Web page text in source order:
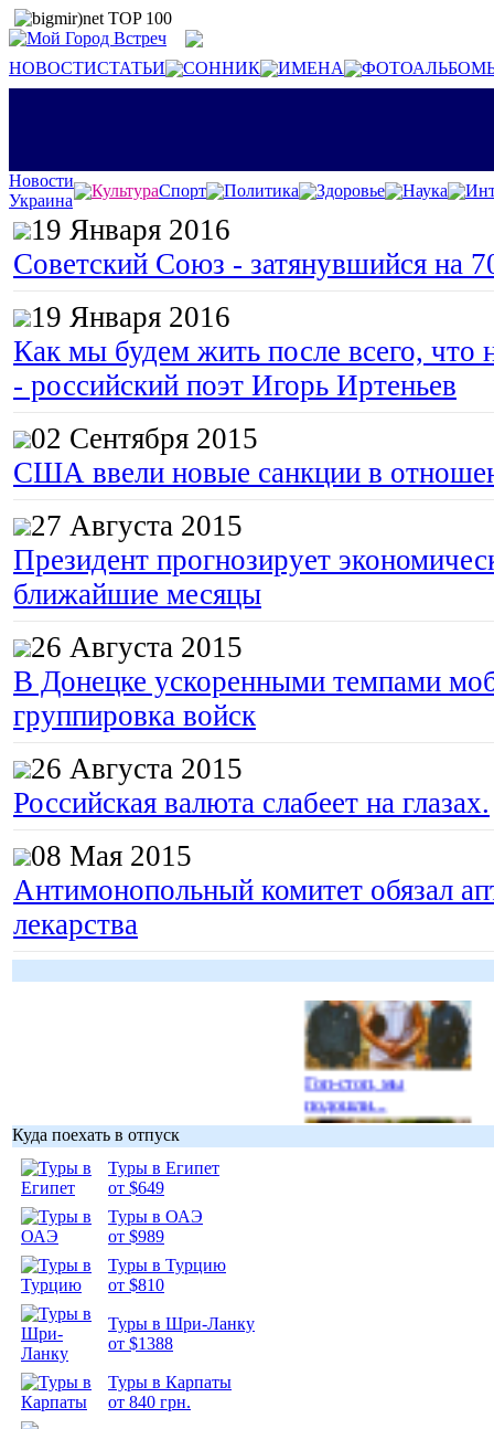
НОВОСТИСТАТЬИ СОННИК ИМЕНА
Новости
Украина
КультураСпорт Политика Здоровье Наука
19 Января 2016
Советский Союз - затянувшийся на
19 Января 2016
Как мы будем жить после всего, что
- российский поэт Игорь Иртеньев
02 Сентября 2015
США ввели новые санкции в
27 Августа 2015
Президент прогнозирует
ближайшие месяцы
26 Августа 2015
В Донецке ускоренными темпами
группировка войск
26 Августа 2015
Российская валюта слабеет на глазах.
08 Мая 2015
Антимонопольный комитет обязал
лекарства
Гоп-стоп, мы
подошли...
Куда поехать в отпуск
Туры в Египет
от $649
Туры в ОАЭ
от $989
Туры в Турцию
от $810
Туры в Шри-Ланку
от $1388
Туры в Карпаты
от 840 грн.